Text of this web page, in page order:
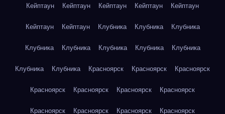
Кейптаун Кейптаун Кейптаун Кейптаун Кейптаун
Кейптаун Кейптаун Клубника Клубника Клубника
Клубника Клубника Клубника Клубника Клубника
Клубника Клубника Красноярск Красноярск Красноярск
Красноярск Красноярск Красноярск Красноярск
Красноярск Красноярск Красноярск Красноярск